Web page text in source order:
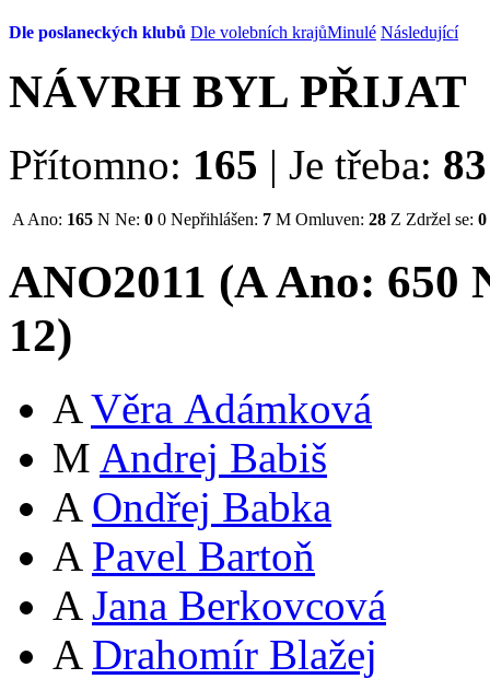
Dle poslaneckých klubů Dle volebních krajůMinulé Následující
NÁVRH BYL PŘIJAT
Přítomno: 165 | Je třeba: 83
A Ano: 165 N Ne: 0 0 Nepřihlášen: 7 M Omluven: 28 Z Zdržel se: 0
ANO2011 (AAno: 650
12)
A Věra Adámková
M Andrej Babiš
A Ondřej Babka
A Pavel Bartoň
A Jana Berkovcová
A Drahomír Blažej